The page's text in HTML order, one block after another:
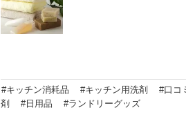
#キッチン消耗品 #キッチン用洗剤 #口コ
剤
#日用品 #ランドリーグッズ